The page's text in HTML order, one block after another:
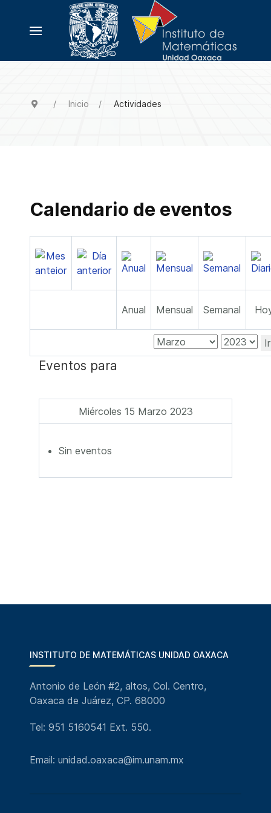
Inicio Actividades
Calendario de eventos
Anual Mensual Semanal
Eventos para
Miércoles 15 Marzo 2023
Sin eventos
INSTITUTO DE MATEMÁTICAS UNIDAD OAXACA
Antonio de León #2, altos, Col. Centro,
Oaxaca de Juárez, CP. 68000
Tel: 951 5160541 Ext. 550.
Email: unidad.oaxaca@im.unam.mx